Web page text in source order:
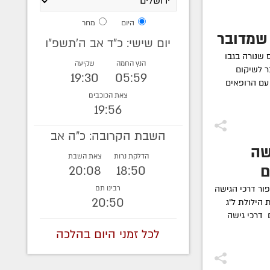
בגבו
לשיקום
הרופאים
דרכי הגישה
הילולת ל"ג
דרכי גישה
היום מחר
יום שישי: כ"ד אב ה׳תשפ״ו
הנץ החמה
05:59
שקיעה
19:30
צאת הכוכבים
19:56
השבת הקרובה: כ"ה אב
הדלקת נרות
18:50
צאת השבת
20:08
רבינו תם
20:50
לכל זמני היום בהלכה